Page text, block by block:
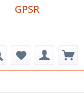
GPSR